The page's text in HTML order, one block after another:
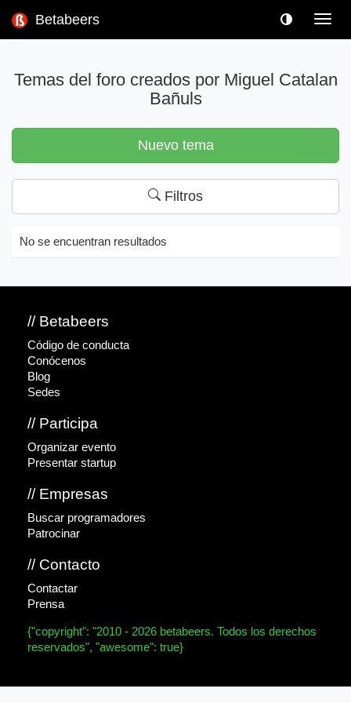
Betabeers
Temas del foro creados por Miguel Catalan
Bañuls
Nuevo tema
Filtros
No se encuentran resultados
// Betabeers
Código de conducta
Conócenos
Blog
Sedes
// Participa
Organizar evento
Presentar startup
// Empresas
Buscar programadores
Patrocinar
// Contacto
Contactar
Prensa
{"copyright": "2010 - 2026 betabeers. Todos los derechos
reservados", "awesome": true}